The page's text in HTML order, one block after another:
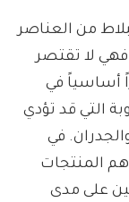
من العناصر
فهي لا تقتصر
أساسياً في
التي قد تؤدي
في
المنتجات
على مدى